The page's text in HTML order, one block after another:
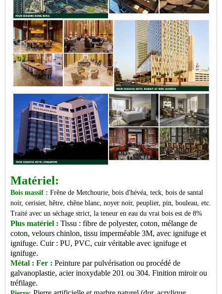
Matériel:
Bois massif : Frêne de Metchourie, bois d'hévéa, teck, bois de santal
noir, cerisier, hêtre, chêne blanc, noyer noir, peuplier, pin, bouleau, etc.
Traité avec un séchage strict, la teneur en eau du vrai bois est de 8%
Plus matériel : Tissu : fibre de polyester, coton, mélange de
coton, velours chinlon, tissu imperméable 3M, avec ignifuge et
ignifuge. Cuir : PU, PVC, cuir véritable avec ignifuge et
ignifuge.
Métal : Fer : Peinture par pulvérisation ou procédé de
galvanoplastie, acier inoxydable 201 ou 304. Finition miroir ou
tréfilage.